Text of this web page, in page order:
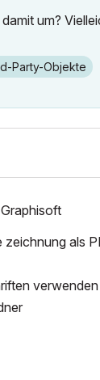
um?
Party-Objekte
Graphisoft
zeichnung als